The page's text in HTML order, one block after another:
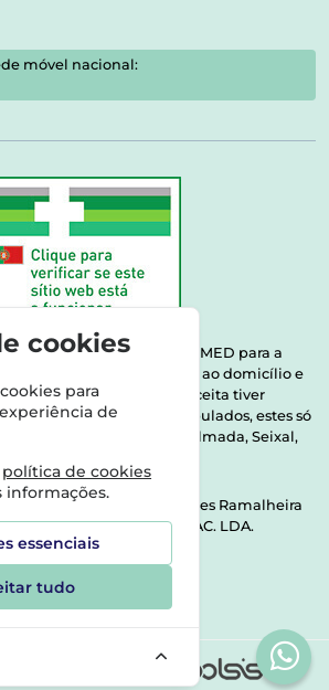
móvel nacional:
se autorizada pelo INFARMED para a
e produtos de saúde ao domicílio e
| Se na sua receita tiver
ou Medicamentos Manipulados, estes só
seguintes concelhos: Almada, Seixal,
Raquel Alexandra Fernandes Ramalheira
E NÚMEROS SOC. FARMAC. LDA.
AB Feijó2810-036 Almada
cookies
para
de
política de cookies
informações.
essenciais
tudo